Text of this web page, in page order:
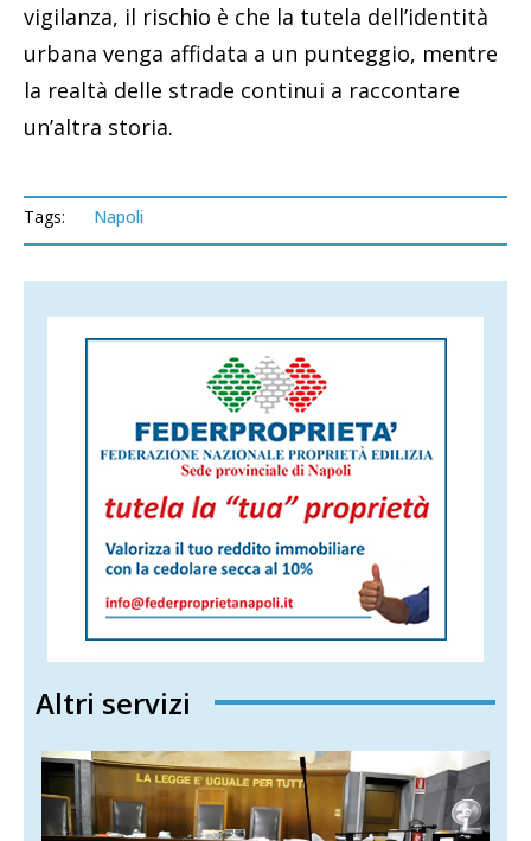
vigilanza, il rischio è che la tutela dell’identità
urbana venga affidata a un punteggio, mentre
la realtà delle strade continui a raccontare
un’altra storia.
Tags: Napoli
Altri servizi